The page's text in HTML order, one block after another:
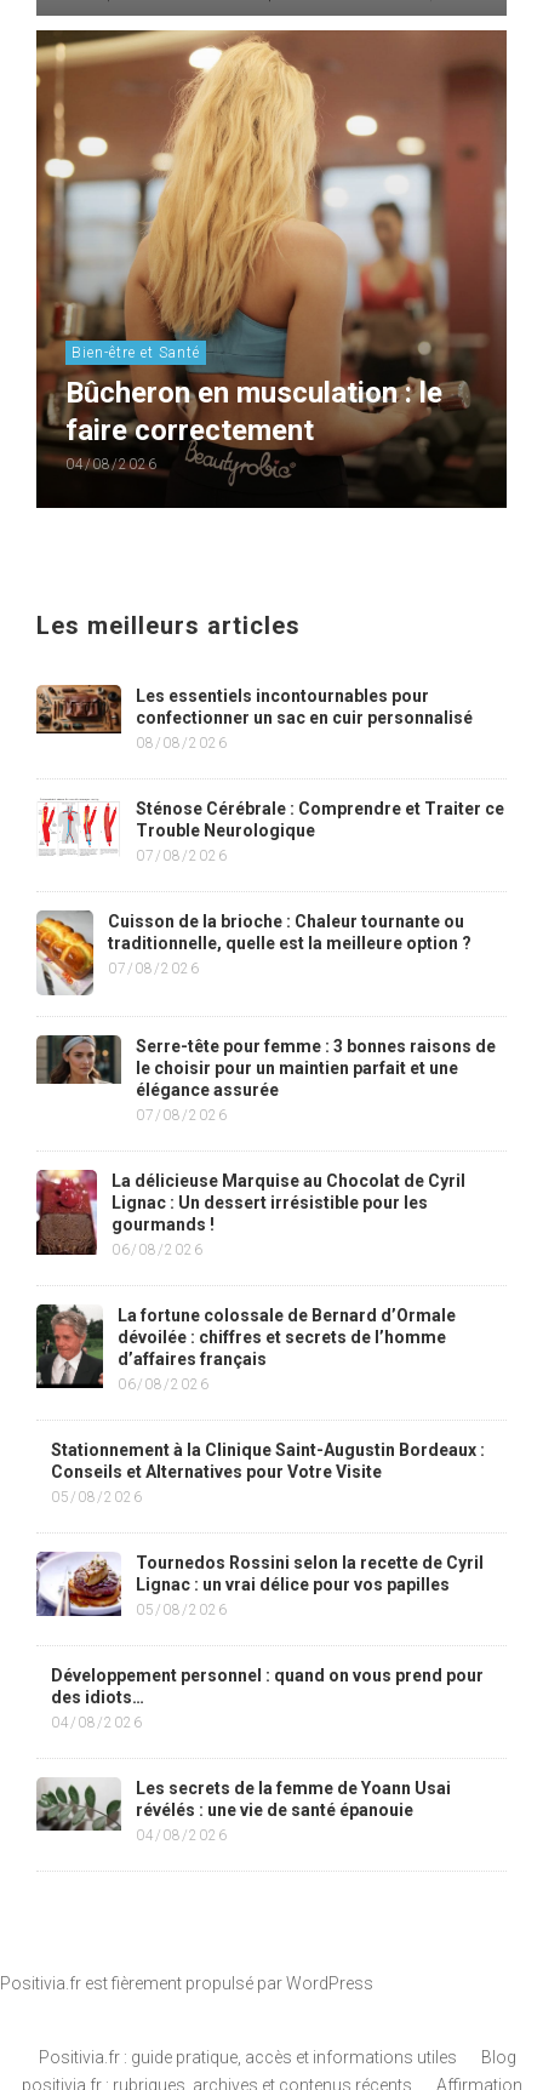
Bien-être et Santé
Bûcheron en musculation : le
faire correctement
04/08/2026
Les meilleurs articles
Les essentiels incontournables pour
confectionner un sac en cuir personnalisé
08/08/2026
Sténose Cérébrale : Comprendre et Traiter ce
Trouble Neurologique
07/08/2026
Cuisson de la brioche : Chaleur tournante ou
traditionnelle, quelle est la meilleure option ?
07/08/2026
Serre-tête pour femme : 3 bonnes raisons de
le choisir pour un maintien parfait et une
élégance assurée
07/08/2026
La délicieuse Marquise au Chocolat de Cyril
Lignac : Un dessert irrésistible pour les
gourmands !
06/08/2026
La fortune colossale de Bernard d’Ormale
dévoilée : chiffres et secrets de l’homme
d’affaires français
06/08/2026
Stationnement à la Clinique Saint-Augustin Bordeaux :
Conseils et Alternatives pour Votre Visite
05/08/2026
Tournedos Rossini selon la recette de Cyril
Lignac : un vrai délice pour vos papilles
05/08/2026
Développement personnel : quand on vous prend pour
des idiots…
04/08/2026
Les secrets de la femme de Yoann Usai
révélés : une vie de santé épanouie
04/08/2026
Positivia.fr est fièrement propulsé parWordPress
Positivia.fr : guide pratique, accès et informations utiles
Blog
positivia.fr : rubriques, archives et contenus récents
Affirmation